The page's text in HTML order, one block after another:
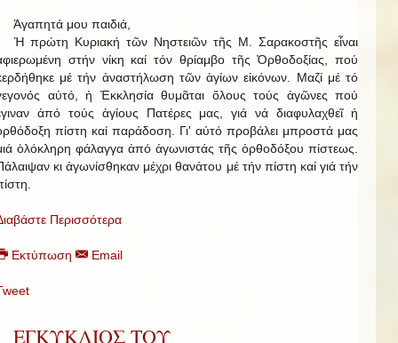
μου παιδιά,
πρώτη Κυριακή τῶν Νηστειῶν τῆς Μ. Σαρακοστῆς εἶναι
στήν νίκη καί τόν θρίαμβο τῆς Ὀρθοδοξίας, πού
μέ τήν ἀναστήλωση τῶν ἁγίων εἰκόνων. Μαζί μέ τό
αὐτό, ἡ Ἐκκλησία θυμᾶται ὅλους τούς ἀγῶνες πού
ἀπό τούς ἁγίους Πατέρες μας, γιά νά διαφυλαχθεῖ ἡ
πίστη καί παράδοση. Γι' αὐτό προβάλει μπροστά μας
ὁλόκληρη φάλαγγα ἀπό ἀγωνιστάς τῆς ὀρθοδόξου πίστεως.
κι ἀγωνίσθηκαν μέχρι θανάτου μέ τήν πίστη καί γιά τήν
Περισσότερα
Εκτύπωση Email
ΕΓΚΥΚΛΙΟΣ ΤΟΥ